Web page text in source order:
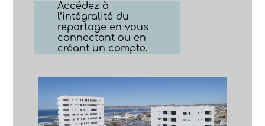
Accédez à
l’intégralité du
reportage en vous
connectant ou en
créant un compte.